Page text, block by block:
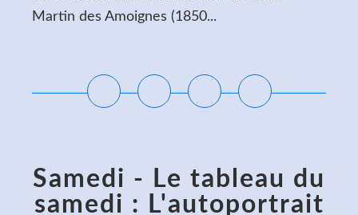
Martin des Amoignes (1850...
Samedi - Le tableau du
samedi : L'autoportrait